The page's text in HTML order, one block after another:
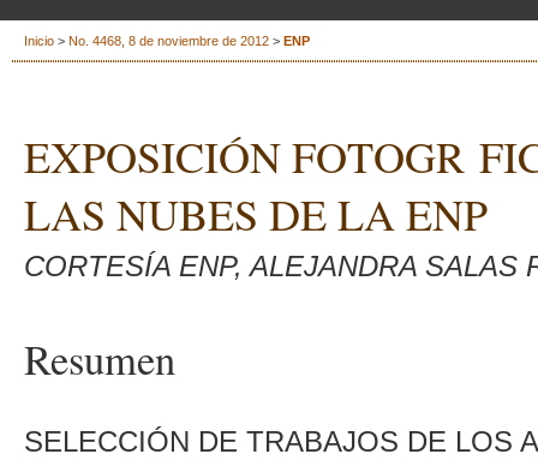
Inicio > No. 4468, 8 de noviembre de 2012 > ENP
EXPOSICIÓN FOTOGR
LAS NUBES DE LA ENP
CORTESÍA ENP, ALEJANDRA SALAS
Resumen
SELECCIÓN DE TRABAJOS DE LOS